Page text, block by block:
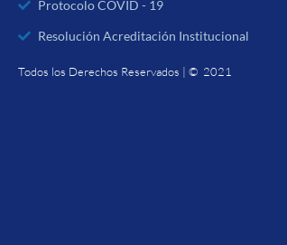
Protocolo COVID - 19
Resolución Acreditación Institucional
Todos los Derechos Reservados | © 2021